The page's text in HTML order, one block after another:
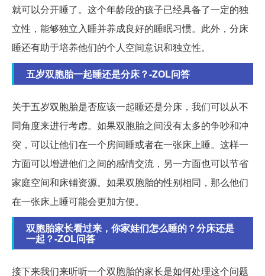
就可以分开睡了。这个年龄段的孩子已经具备了一定的独
立性，能够独立入睡并养成良好的睡眠习惯。此外，分床
睡还有助于培养他们的个人空间意识和独立性。
五岁双胞胎一起睡还是分床？-ZOL问答
关于五岁双胞胎是否应该一起睡还是分床，我们可以从不
同角度来进行考虑。如果双胞胎之间没有太多的争吵和冲
突，可以让他们在一个房间睡或者在一张床上睡。这样一
方面可以增进他们之间的感情交流，另一方面也可以节省
家庭空间和床铺资源。如果双胞胎的性别相同，那么他们
在一张床上睡可能会更加方便。
双胞胎家长看过来，你家娃们怎么睡的？分床还是
一起？-ZOL问答
接下来我们来听听一个双胞胎的家长是如何处理这个问题